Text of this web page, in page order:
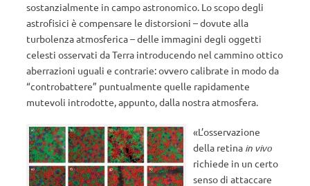
sostanzialmente in campo astronomico. Lo scopo degli
astrofisici è compensare le distorsioni – dovute alla
turbolenza atmosferica – delle immagini degli oggetti
celesti osservati da Terra introducendo nel cammino ottico
aberrazioni uguali e contrarie: ovvero calibrate in modo da
“controbattere” puntualmente quelle rapidamente
mutevoli introdotte, appunto, dalla nostra atmosfera.
«L’osservazione
della retina in vivo
richiede in un certo
senso di attaccare